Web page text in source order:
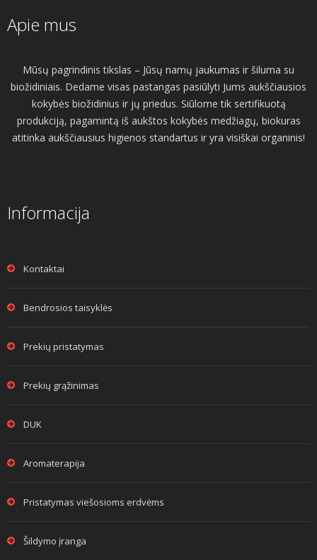
Apie mus
Mūsų pagrindinis tikslas – Jūsų namų jaukumas ir šiluma su
biožidiniais. Dedame visas pastangas pasiūlyti Jums aukščiausios
kokybės biožidinius ir jų priedus. Siūlome tik sertifikuotą
produkciją, pagamintą iš aukštos kokybės medžiagų, biokuras
atitinka aukščiausius higienos standartus ir yra visiškai organinis!
Informacija
Kontaktai
Bendrosios taisyklės
Prekių pristatymas
Prekių grąžinimas
DUK
Aromaterapija
Pristatymas viešosioms erdvėms
Šildymo įranga